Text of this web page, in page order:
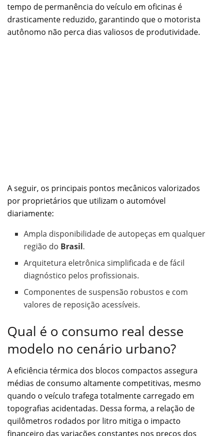
tempo de permanência do veículo em oficinas é
drasticamente reduzido, garantindo que o motorista
autônomo não perca dias valiosos de produtividade.
A seguir, os principais pontos mecânicos valorizados
por proprietários que utilizam o automóvel
diariamente:
Ampla disponibilidade de autopeças em qualquer
região do Brasil.
Arquitetura eletrônica simplificada e de fácil
diagnóstico pelos profissionais.
Componentes de suspensão robustos e com
valores de reposição acessíveis.
Qual é o consumo real desse
modelo no cenário urbano?
A eficiência térmica dos blocos compactos assegura
médias de consumo altamente competitivas, mesmo
quando o veículo trafega totalmente carregado em
topografias acidentadas. Dessa forma, a relação de
quilômetros rodados por litro mitiga o impacto
financeiro das variações constantes nos preços dos